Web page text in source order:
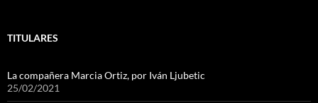
TITULARES
La compañera Marcia Ortiz, por Iván Ljubetic
25/02/2021